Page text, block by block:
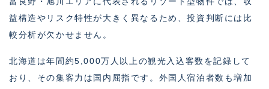
益構造やリスク特性が大きく異なるため、投資判断には比
較分析が欠かせません。
北海道は年間約5,000万人以上の観光入込客数を記録して
おり、その集客力は国内屈指です。外国人宿泊者数も増加